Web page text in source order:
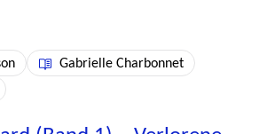
Gabrielle Charbonnet